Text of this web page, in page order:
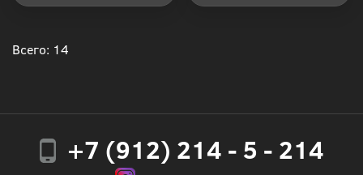
Всего: 14
+7 (912) 214 - 5 - 214